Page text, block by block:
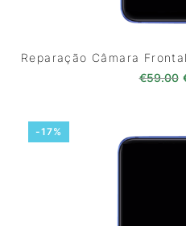
Reparação Câmara
€59.00
-17%